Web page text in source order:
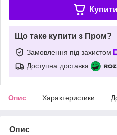
Що таке купити з Пром?
Замовлення під захистом
Доступна доставка
Опис Характеристики
Опис